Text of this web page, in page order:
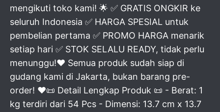
mengikuti toko kami! 🌟 ✅ GRATIS ONGKIR ke
seluruh Indonesia ✅ HARGA SPESIAL untuk
pembelian pertama ✅ PROMO HARGA menarik
setiap hari ✅ STOK SELALU READY, tidak perlu
menunggu!♥ Semua produk sudah siap di
gudang kami di Jakarta, bukan barang pre-
order! ♥📜 Detail Lengkap Produk 📜 - Berat: 1
kg terdiri dari 54 Pcs - Dimensi: 13.7 cm x 13.7